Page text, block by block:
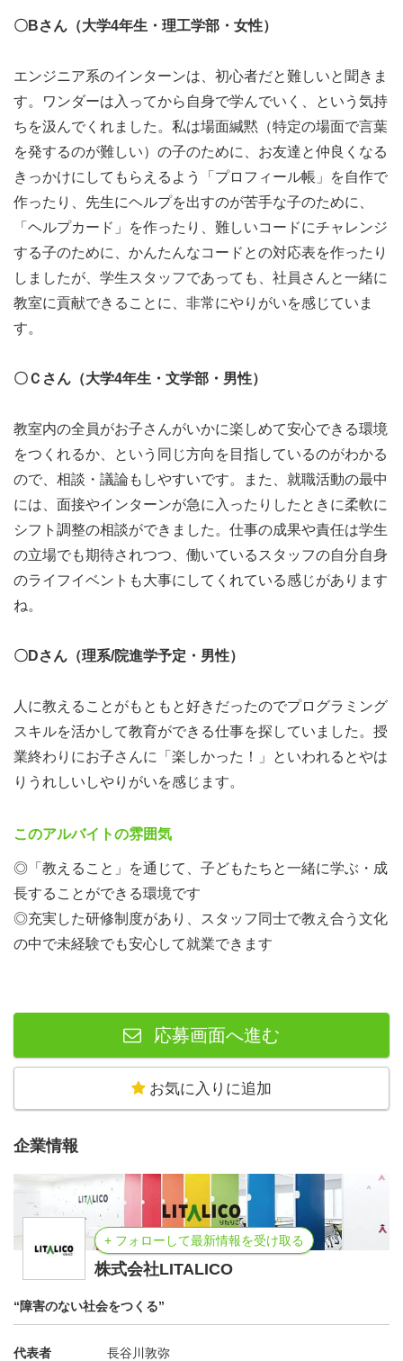
〇Bさん（大学4年生・理工学部・女性）
エンジニア系のインターンは、初心者だと難しいと聞きま
す。ワンダーは入ってから自身で学んでいく、という気持
ちを汲んでくれました。私は場面緘黙（特定の場面で言葉
を発するのが難しい）の子のために、お友達と仲良くなる
きっかけにしてもらえるよう「プロフィール帳」を自作で
作ったり、先生にヘルプを出すのが苦手な子のために、
「ヘルプカード」を作ったり、難しいコードにチャレンジ
する子のために、かんたんなコードとの対応表を作ったり
しましたが、学生スタッフであっても、社員さんと一緒に
教室に貢献できることに、非常にやりがいを感じていま
す。
〇Ｃさん（大学4年生・文学部・男性）
教室内の全員がお子さんがいかに楽しめて安心できる環境
をつくれるか、という同じ方向を目指しているのがわかる
ので、相談・議論もしやすいです。また、就職活動の最中
には、面接やインターンが急に入ったりしたときに柔軟に
シフト調整の相談ができました。仕事の成果や責任は学生
の立場でも期待されつつ、働いているスタッフの自分自身
のライフイベントも大事にしてくれている感じがあります
ね。
〇Dさん（理系/院進学予定・男性）
人に教えることがもともと好きだったのでプログラミング
スキルを活かして教育ができる仕事を探していました。授
業終わりにお子さんに「楽しかった！」といわれるとやは
りうれしいしやりがいを感じます。
このアルバイトの雰囲気
◎「教えること」を通じて、子どもたちと一緒に学ぶ・成
長することができる環境です
◎充実した研修制度があり、スタッフ同士で教え合う文化
の中で未経験でも安心して就業できます
応募画面へ進む
お気に入りに追加
企業情報
+ フォローして最新情報を受け取る
株式会社LITALICO
“障害のない社会をつくる”
代表者
長谷川敦弥